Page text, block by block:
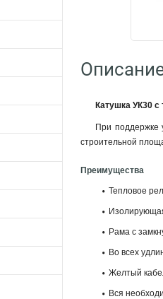
Катушка УК30
При поддержке
строительной
Преимущества
Тепловое
Рама с
Во всех
Желтый
Вся